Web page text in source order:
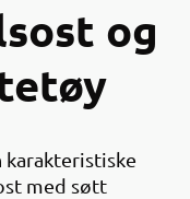
og
karakteristiske
med søtt